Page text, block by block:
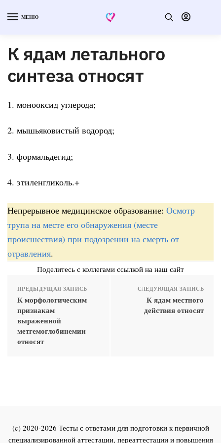
МЕНЮ
К ядам летального
синтеза относят
1. монооксид углерода;
2. мышьяковистый водород;
3. формальдегид;
4. этиленгликоль.+
Непрерывное медицинское образование: Осмотр
трупа на месте его обнаружения (месте
происшествия) при подозрении на смерть от
отравления.
Поделитесь с коллегами ссылкой на наш сайт
ПРЕДЫДУЩАЯ ЗАПИСЬ
К морфологическим
признакам
выраженной
метгемоглобинемии
относят
СЛЕДУЮЩАЯ ЗАПИСЬ
К ядам местного
действия относят
(c) 2020-2026 Тесты с ответами для подготовки к первичной
специализированной аттестации, переаттестации и повышения